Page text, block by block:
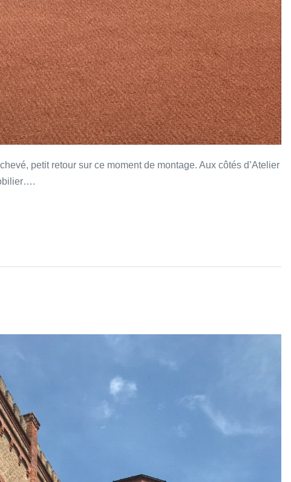
petit retour sur ce moment de montage. Aux côtés d’Atelier